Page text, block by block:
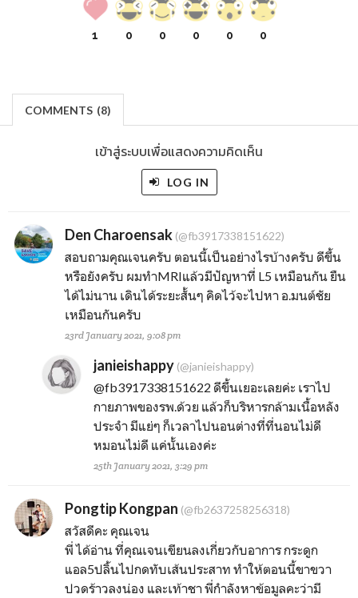
1 0 0 0 0 0
COMMENTS (8)
เข้าสู่ระบบเพื่อแสดงความคิดเห็น
LOG IN
Den Charoensak (@fb3917338151622)
สอบถามคุณเจนครับ ตอนนี้เป็นอย่างไรบ้างครับ ดีขึ้น
หรือยังครับ ผมทำMRIแล้วมีปัญหาที่ L5 เหมือนกัน ยืน
ได้ไม่นาน เดินได้ระยะสั้นๆ คิดไว้จะไปหา อ.มนต์ชัย
เหมือนกันครับ
23rd January 2021, 9:08 pm
janieishappy(@janieishappy)
@fb3917338151622 ดีขึ้นเยอะเลยค่ะ เราไป
กายภาพของรพ.ด้วย แล้วก็บริหารกล้ามเนื้อหลัง
ประจำ มีแย่ๆ ก็เวลาไปนอนต่างที่ที่นอนไม่ดี
หมอนไม่ดี แค่นั้นเองค่ะ
25th January 2021, 3:29 pm
Pongtip Kongpan (@fb2637258256318)
สวัสดีคะ คุณเจน
พี่ ได้อ่าน ที่คุณเจนเขียนลงเกี่ยวกับอาการ กระดูก
แอล5ปลิ้นไปกดทับเส้นประสาท ทำให้ตอนนี้ขาขวา
ปวดร้าวลงน่อง และเท้าชา พี่กำลังหาข้อมูลคะว่ามี